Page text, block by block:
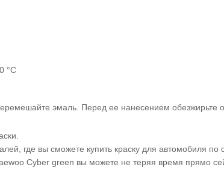
°С
эмаль. Перед ее нанесением обезжирьте
где вы сможете купить краску для автомобиля
Cyber green вы можете не теряя время прямо